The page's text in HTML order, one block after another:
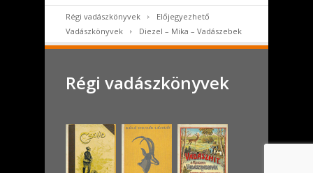
Régi vadászkönyvek
Előjegyezhető
Vadászkönyvek
Diezel – Mika – Vadászebek
Régi vadászkönyvek